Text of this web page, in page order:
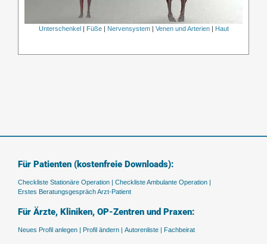
Unterschenkel Füße| Nervensystem| Venen und Arterien| Haut
Für Patienten (kostenfreie Downloads):
Checkliste Stationäre Operation | Checkliste Ambulante Operation |
Erstes Beratungsgespräch Arzt-Patient
Für Ärzte, Kliniken, OP-Zentren und Praxen:
Neues Profil anlegen | Profil ändern | Autorenliste | Fachbeirat